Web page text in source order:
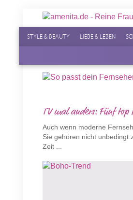
STYLE & BEAUTY LIEBE & LEBEN
TV mal anders: Fünf top
Auch wenn moderne
Sie gehören nicht unbedingt
Zeit ...